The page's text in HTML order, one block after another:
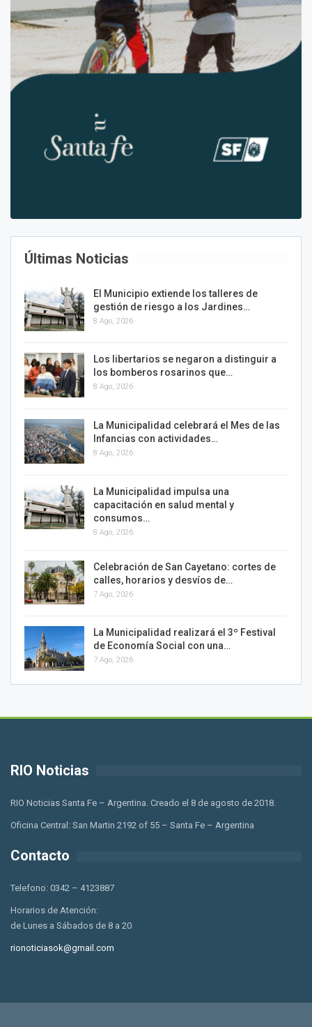
Últimas Noticias
El Municipio extiende los talleres de
gestión de riesgo a los Jardines…
8 Ago, 2026
Los libertarios se negaron a distinguir a
los bomberos rosarinos que…
8 Ago, 2026
La Municipalidad celebrará el Mes de las
Infancias con actividades…
8 Ago, 2026
La Municipalidad impulsa una
capacitación en salud mental y
consumos…
8 Ago, 2026
Celebración de San Cayetano: cortes de
calles, horarios y desvíos de…
7 Ago, 2026
La Municipalidad realizará el 3º Festival
de Economía Social con una…
7 Ago, 2026
RIO Noticias
RIO Noticias Santa Fe – Argentina. Creado el 8 de agosto de 2018.
Oficina Central: San Martin 2192 of 55 – Santa Fe – Argentina
Contacto
Telefono: 0342 – 4123887
Horarios de Atención:
de Lunes a Sábados de 8 a 20
rionoticiasok@gmail.com